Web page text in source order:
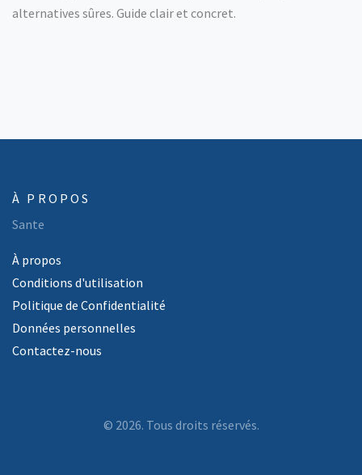
alternatives sûres. Guide clair et concret.
À PROPOS
Sante
À propos
Conditions d'utilisation
Politique de Confidentialité
Données personnelles
Contactez-nous
© 2026. Tous droits réservés.